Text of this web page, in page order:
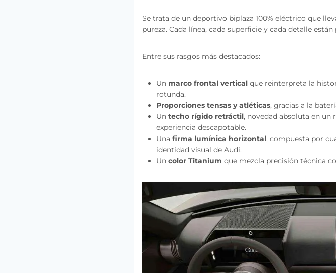
Se trata de un deportivo biplaza 100% eléctrico que
pureza. Cada línea, cada superficie y cada detalle
Entre sus rasgos más destacados:
Un marco frontal vertical que reinterpreta la
rotunda.
Proporciones tensas y atléticas, gracias a la
Un techo rígido retráctil, novedad absoluta en un
experiencia descapotable.
Una firma lumínica horizontal, compuesta por
identidad visual de Audi.
Un color Titanium que mezcla precisión técnica